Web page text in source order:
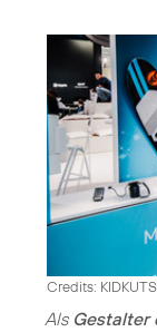
Credits:
Als Gestalter